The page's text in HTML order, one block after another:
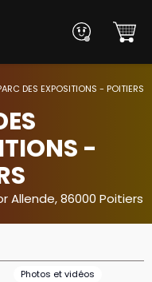
DES EXPOSITIONS - POITIERS
-
Allende, 86000 Poitiers
Photos et vidéos